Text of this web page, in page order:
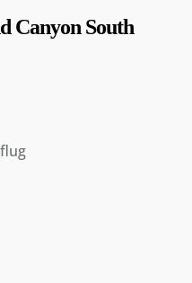
Canyon South